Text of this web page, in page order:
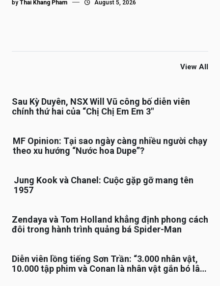
by Thai Khang Pham August 5, 2026
View All
Sau Kỳ Duyên, NSX Will Vũ công bố diễn viên
chính thứ hai của “Chị Chị Em Em 3″
MF Opinion: Tại sao ngày càng nhiều người chạy
theo xu hướng “Nước hoa Dupe”?
Jung Kook và Chanel: Cuộc gặp gỡ mang tên
1957
Zendaya và Tom Holland khẳng định phong cách
đôi trong hành trình quảng bá Spider-Man
Diễn viên lồng tiếng Sơn Trần: “3.000 nhân vật,
10.000 tập phim và Conan là nhân vật gắn bó lâu